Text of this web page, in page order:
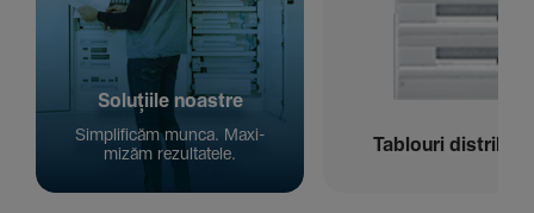
Solu­țiile noastre
Simpli­ficăm munca. Maxi­
mizăm rezul­ta­tele.
Tablouri